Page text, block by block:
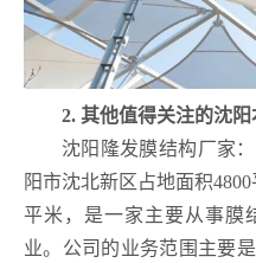
2. 其他值得关注的沈
沈阳隆发膜结构厂家
阳市沈北新区占地面积
平米，是一家主要从事膜
业。公司的业务范围主要